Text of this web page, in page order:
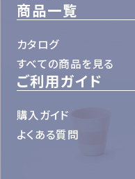
商品一覧
カタログ
すべての商品を見る
ご利用ガイド
購入ガイド
よくある質問